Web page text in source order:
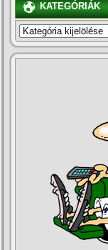
KATEGÓRIÁK
KATEGÓRIÁK